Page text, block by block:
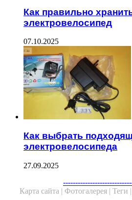
Как правильно
электровелосипед
07.10.2025
Как выбрать
электровелосипеда
27.09.2025
Карта сайта | Фотогалерея | Теги |